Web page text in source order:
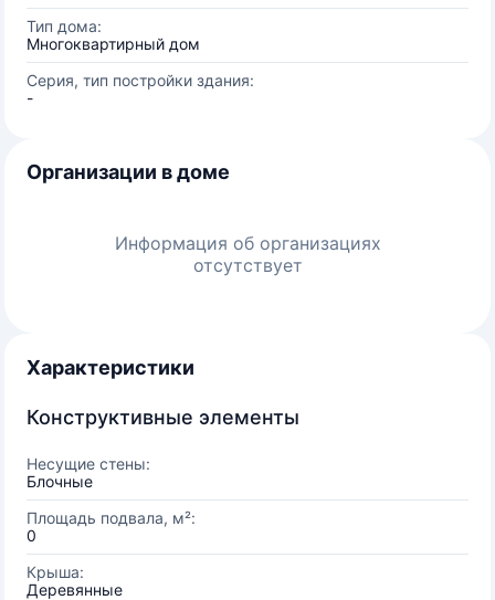
Тип дома:
Многоквартирный дом
Серия, тип постройки здания:
-
Организации в доме
Информация об организациях
отсутствует
Характеристики
Конструктивные элементы
Несущие стены:
Блочные
Площадь подвала, м²:
0
Крыша:
Деревянные